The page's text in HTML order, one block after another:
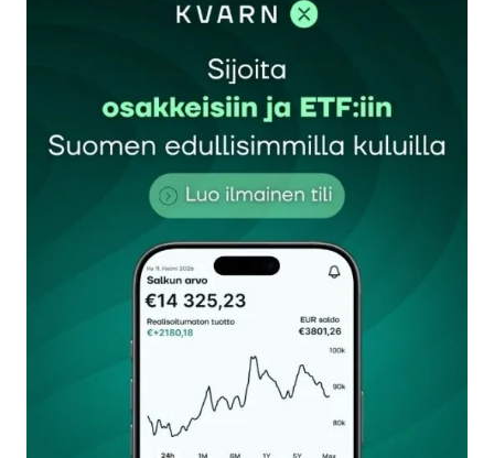
Sähköpostiosoitettasi ei julkaista.Pakolliset
kentät on merkitty*
Kommentti*
Nimesi tai nimimerkkisi